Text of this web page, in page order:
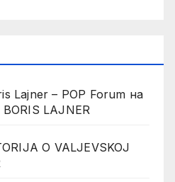
Lajner – POP Forum на
LAJNER
O VALJEVSKOJ